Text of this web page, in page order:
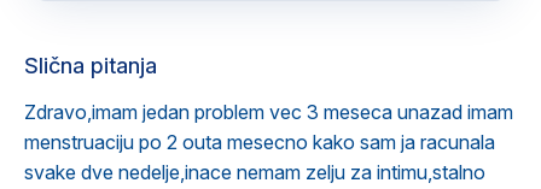
Slična pitanja
Zdravo,imam jedan problem vec 3 meseca unazad imam
menstruaciju po 2 outa mesecno kako sam ja racunala
svake dve nedelje,inace nemam zelju za intimu,stalno